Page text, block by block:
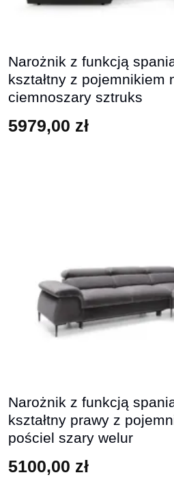
Narożnik z funkcją
kształtny z pojemnikiem
ciemnoszary sztruks
5979,00 zł
Narożnik z funkcją
kształtny prawy z
pościel szary welur
5100,00 zł